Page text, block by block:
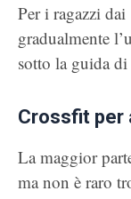
Per i ragazzi
gradualmente
sotto la guida
Crossfit per
La maggior
ma non è raro